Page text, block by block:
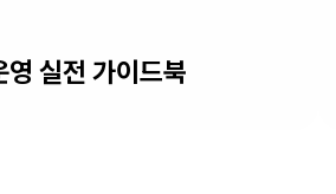
실전 가이드북